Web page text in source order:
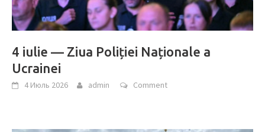
4 iulie — Ziua Poliției Naționale a
Ucrainei
4 Июль 2026 admin Comment